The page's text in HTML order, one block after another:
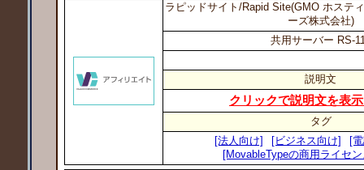
ラピッドサイト/Rapid Site(GMO ホステ
ーズ株式会社)
共用サーバー RS-
説明文
クリックで説明文を表
タグ
[法人向け]
[ビジネス向け]
[
[MovableTypeの商用ライセ